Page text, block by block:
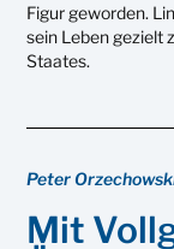
Figur geworden.
sein Leben gezielt
Staates.
Peter
Mit